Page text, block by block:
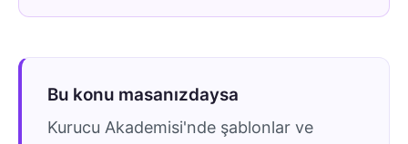
Bu konu masanızdaysa
Kurucu Akademisi'nde şablonlar ve